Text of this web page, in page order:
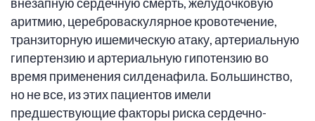
аритмию, цереброваскулярное кровотечение,
транзиторную ишемическую атаку, артериальную
гипертензию и артериальную гипотензию во
время применения силденафила. Большинство,
но не все, из этих пациентов имели
предшествующие факторы риска сердечно-